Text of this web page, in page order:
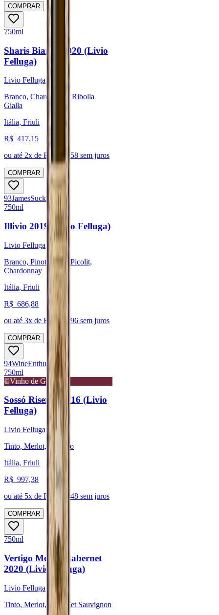
COMPRAR
750ml
Sharis Bianco 2020 (Livio
Felluga)
Livio Felluga
Branco, Chardonnay, Ribolla
Gialla
Itália, Friuli
R$ 417,15
ou até 2x de R$ 208,58 sem juros
COMPRAR
93JamesSuckling
750ml
Illivio 2019 (Livio Felluga)
Livio Felluga
Branco, Pinot Blanc, Picolit,
Chardonnay
Itália, Friuli
R$ 686,88
ou até 3x de R$ 228,96 sem juros
COMPRAR
94WineEnthusiast
750ml
Vinho de Guarda
Sossó Riserva 2016 (Livio
Felluga)
Livio Felluga
Tinto, Merlot, Refosco
Itália, Friuli
R$ 997,38
ou até 5x de R$ 199,48 sem juros
COMPRAR
750ml
Vertigo Merlot Cabernet
2020 (Livio Felluga)
Livio Felluga
Tinto, Merlot, Cabernet Sauvignon